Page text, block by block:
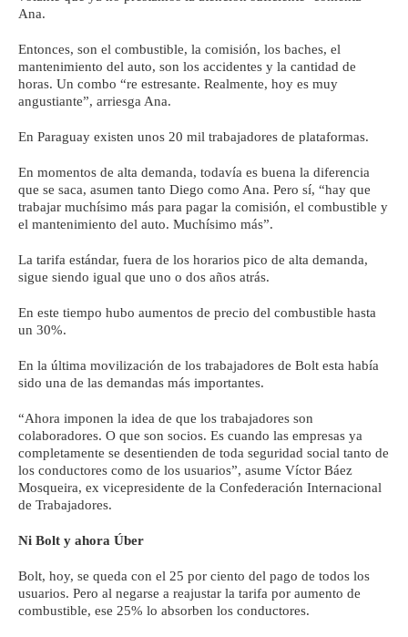
Ana.
Entonces, son el combustible, la comisión, los baches, el
mantenimiento del auto, son los accidentes y la cantidad de
horas. Un combo “re estresante. Realmente, hoy es muy
angustiante”, arriesga Ana.
En Paraguay existen unos 20 mil trabajadores de plataformas.
En momentos de alta demanda, todavía es buena la diferencia
que se saca, asumen tanto Diego como Ana. Pero sí, “hay que
trabajar muchísimo más para pagar la comisión, el combustible y
el mantenimiento del auto. Muchísimo más”.
La tarifa estándar, fuera de los horarios pico de alta demanda,
sigue siendo igual que uno o dos años atrás.
En este tiempo hubo aumentos de precio del combustible hasta
un 30%.
En la última movilización de los trabajadores de Bolt esta había
sido una de las demandas más importantes.
“Ahora imponen la idea de que los trabajadores son
colaboradores. O que son socios. Es cuando las empresas ya
completamente se desentienden de toda seguridad social tanto de
los conductores como de los usuarios”, asume Víctor Báez
Mosqueira, ex vicepresidente de la Confederación Internacional
de Trabajadores.
Ni Bolt y ahora Úber
Bolt, hoy, se queda con el 25 por ciento del pago de todos los
usuarios. Pero al negarse a reajustar la tarifa por aumento de
combustible, ese 25% lo absorben los conductores.